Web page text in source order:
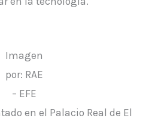
Imagen
por: RAE
– EFE
en el Palacio Real de El